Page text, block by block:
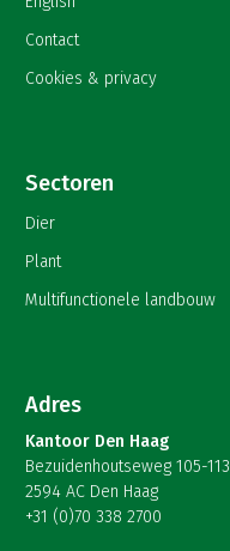
Contact
Cookies & privacy
Sectoren
Dier
Plant
Multifunctionele landbouw
Adres
Kantoor Den Haag
Bezuidenhoutseweg 105-113
2594 AC Den Haag
+31 (0)70 338 2700